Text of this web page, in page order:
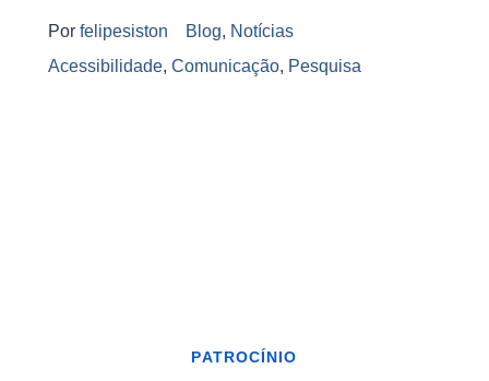
Por felipesiston Blog, Notícias
Acessibilidade, Comunicação, Pesquisa
PATROCÍNIO